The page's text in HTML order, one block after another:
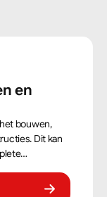
en
bouwen,
Dit kan
zowel